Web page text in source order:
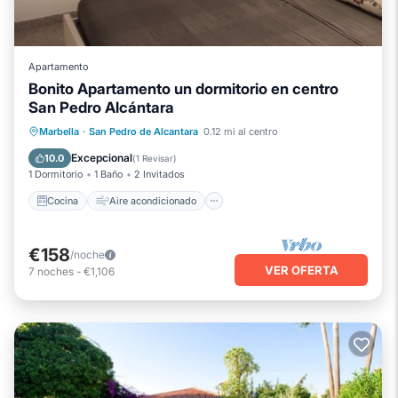
Apartamento
Bonito Apartamento un dormitorio en centro
San Pedro Alcántara
Marbella · San Pedro de Alcantara 0.12 mi al centro
10.0 Excepcional(1 Revisar)
1 Dormitorio 1 Baño 2 Invitados
Cocina Aire acondicionado
Cocina Aire acondicionado
Internet
Lavandería
€158/noche
7 noches - €1,106 VER OFERTA